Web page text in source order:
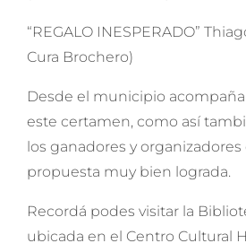
“REGALO INESPERADO”
Cura Brochero)
Desde el municipio
este certamen, como así
los ganadores y
propuesta muy bien lograda.
Recordá podes visitar la
ubicada en el Centro Cultural